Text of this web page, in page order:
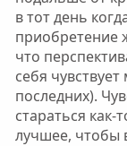
в тот день
приобретение
что
себя
последних).
стараться как-
лучшее, чтобы